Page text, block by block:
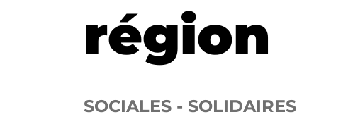
région
SOCIALES - SOLIDAIRES